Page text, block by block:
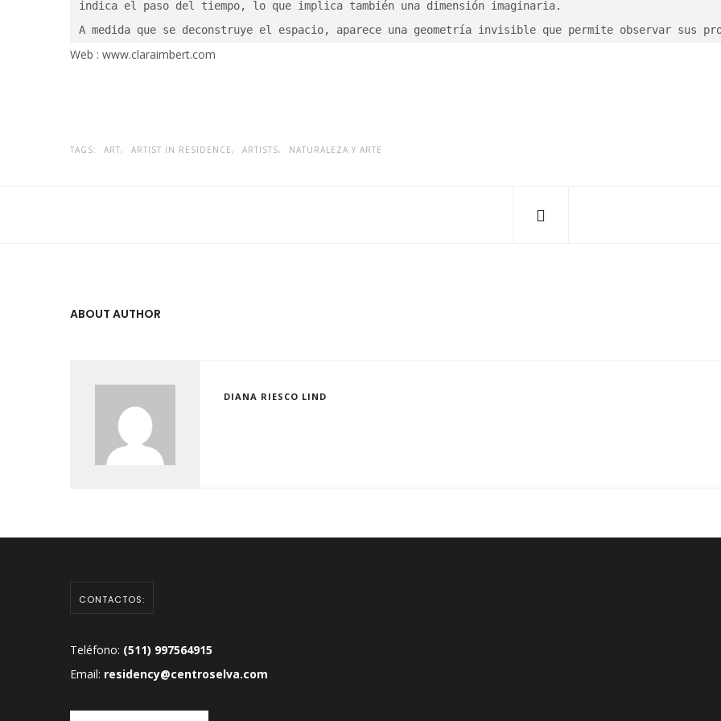
indica el paso del tiempo, lo que implica también una dimensión imaginaria.
A medida que se deconstruye el espacio, aparece una geometría invisible que permite observar sus
Web : www.claraimbert.com
TAGS: ART, ARTIST IN RESIDENCE, ARTISTS, NATURALEZA Y ARTE
ABOUT AUTHOR
DIANA RIESCO LIND
CONTACTOS:
Teléfono: (511) 997564915
Email: residency@centroselva.com